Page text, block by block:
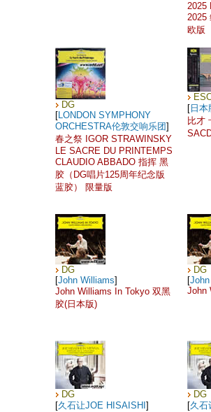
2025
2025
欧版
DG
[LONDON SYMPHONY
ORCHESTRA伦敦交响乐团]
春之祭 IGOR STRAWINSKY
LE SACRE DU PRINTEMPS
CLAUDIO ABBADO 指挥 黑
胶（DG唱片125周年纪念版
蓝胶） 限量版
[ 日
比才
DG
[John Williams]
John Williams In Tokyo 双黑
胶(日本版)
DG
[
John
DG
[久石让JOE HISAISHI ]
DG
[久石